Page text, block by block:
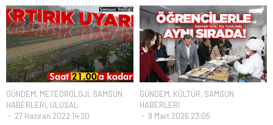
GÜNDEM, METEOROLOJİ, SAMSUN
HABERLERİ, ULUSAL
27 Haziran 2022 14:20
GÜNDEM, KÜLTÜR, SAMSUN
HABERLERİ
9 Mart 2026 23:05